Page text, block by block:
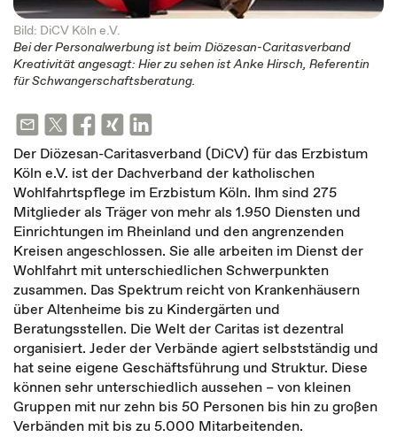
Bild: DiCV Köln e.V.
Bei der Personalwerbung ist beim Diözesan-Caritasverband
Kreativität angesagt: Hier zu sehen ist Anke Hirsch, Referentin
für Schwangerschaftsberatung.
Der Diözesan-Caritasverband (DiCV) für das Erzbistum
Köln e.V. ist der Dachverband der katholischen
Wohlfahrtspflege im Erzbistum Köln. Ihm sind 275
Mitglieder als Träger von mehr als 1.950 Diensten und
Einrichtungen im Rheinland und den angrenzenden
Kreisen angeschlossen. Sie alle arbeiten im Dienst der
Wohlfahrt mit unterschiedlichen Schwerpunkten
zusammen. Das Spektrum reicht von Krankenhäusern
über Altenheime bis zu Kindergärten und
Beratungsstellen. Die Welt der Caritas ist dezentral
organisiert. Jeder der Verbände agiert selbstständig und
hat seine eigene Geschäftsführung und Struktur. Diese
können sehr unterschiedlich aussehen – von kleinen
Gruppen mit nur zehn bis 50 Personen bis hin zu großen
Verbänden mit bis zu 5.000 Mitarbeitenden.